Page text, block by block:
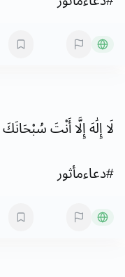
لَاإِلَٰهَإِلَّاأَنْتَسُبْحَانَكَ
#دعاءمأثور